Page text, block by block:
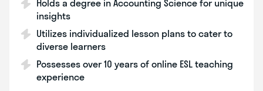
Holds a degree in Accounting Science for unique
insights
Utilizes individualized lesson plans to cater to
diverse learners
Possesses over 10 years of online ESL teaching
experience